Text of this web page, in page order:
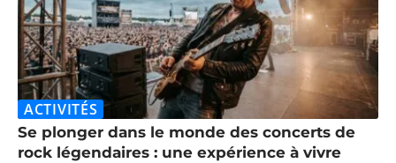
ACTIVITÉS
Se plonger dans le monde des concerts de
rock légendaires : une expérience à vivre